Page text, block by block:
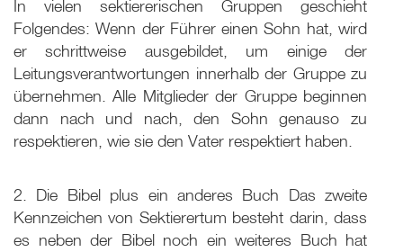
In vielen sektiererischen Gruppen geschieht
Folgendes: Wenn der Führer einen Sohn hat, wird
er schrittweise ausgebildet, um einige der
Leitungsverantwortungen innerhalb der Gruppe zu
übernehmen. Alle Mitglieder der Gruppe beginnen
dann nach und nach, den Sohn genauso zu
respektieren, wie sie den Vater respektiert haben.
2. Die Bibel plus ein anderes Buch Das zweite
Kennzeichen von Sektierertum besteht darin, dass
es neben der Bibel noch ein weiteres Buch hat